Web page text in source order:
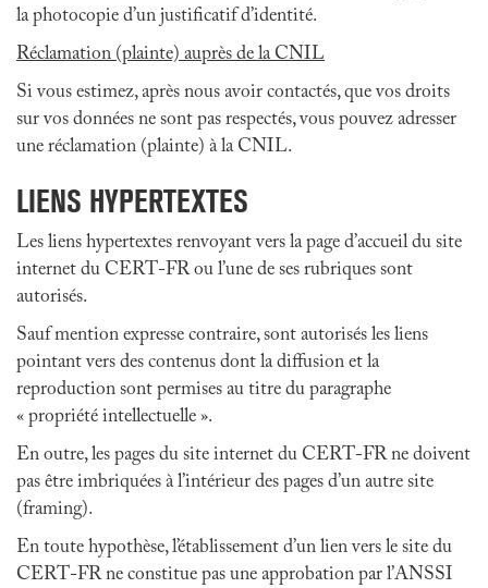
la photocopie d’un justificatif d’identité.
Réclamation (plainte) auprès de la CNIL
Si vous estimez, après nous avoir contactés, que vos droits
sur vos données ne sont pas respectés, vous pouvez adresser
une réclamation (plainte) à la CNIL.
LIENS HYPERTEXTES
Les liens hypertextes renvoyant vers la page d’accueil du site
internet du CERT-FR ou l’une de ses rubriques sont
autorisés.
Sauf mention expresse contraire, sont autorisés les liens
pointant vers des contenus dont la diffusion et la
reproduction sont permises au titre du paragraphe
« propriété intellectuelle ».
En outre, les pages du site internet du CERT-FR ne doivent
pas être imbriquées à l’intérieur des pages d’un autre site
(framing).
En toute hypothèse, l’établissement d’un lien vers le site du
CERT-FR ne constitue pas une approbation par l’ANSSI